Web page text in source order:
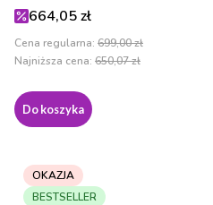
Cena promocyjna
664,05 zł
Cena regularna: 699,00 zł
Najniższa cena: 650,07 zł
Do koszyka
OKAZJA
BESTSELLER